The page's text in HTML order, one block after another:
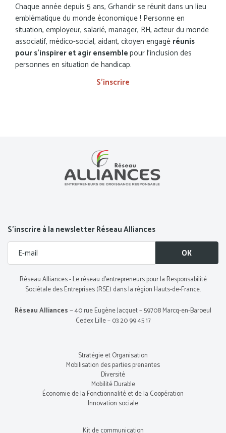
Chaque année depuis 5 ans, Grhandir se réunit dans un lieu
emblématique du monde économique ! Personne en
situation, employeur, salarié, manager, RH, acteur du monde
associatif, médico-social, aidant, citoyen engagé réunis
pour s'inspirer et agir ensemblepour l'inclusion des
personnes en situation de handicap.
S'inscrire
S’inscrire à la newsletter Réseau Alliances
Réseau Alliances - Le réseau d’entrepreneurs pour la Responsabilité
Sociétale des Entreprises (RSE) dans la région Hauts-de-France.
Réseau Alliances— 40 rue Eugène Jacquet – 59708 Marcq-en-Baroeul
Cedex Lille – 03 20 99 45 17
Stratégie et Organisation
Mobilisation des parties prenantes
Diversité
Mobilité Durable
Économie de la Fonctionnalité et de la Coopération
Innovation sociale
Kit de communication